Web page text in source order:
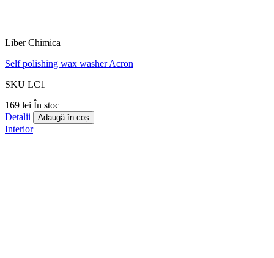
Liber Chimica
Self polishing wax washer Acron
SKU LC1
169 lei În stoc
Detalii
Adaugă în coș
Interior